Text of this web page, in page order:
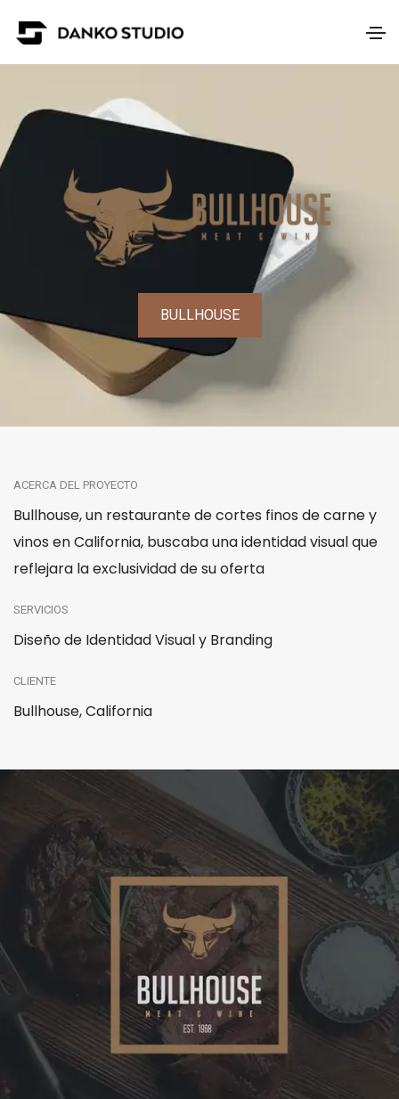
BULLHOUSE
ACERCA DEL PROYECTO
Bullhouse, un restaurante de cortes finos de carne y
vinos en California, buscaba una identidad visual que
reflejara la exclusividad de su oferta
SERVICIOS
Diseño de Identidad Visual y Branding
CLIENTE
Bullhouse, California